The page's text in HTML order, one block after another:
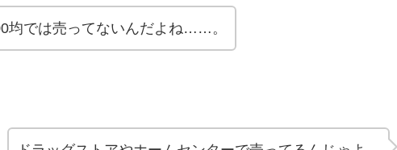
均では売ってないんだよね……。